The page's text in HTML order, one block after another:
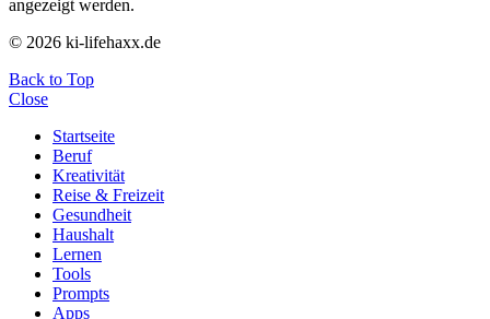
angezeigt werden.
© 2026 ki-lifehaxx.de
Back to Top
Close
Startseite
Beruf
Kreativität
Reise & Freizeit
Gesundheit
Haushalt
Lernen
Tools
Prompts
Apps